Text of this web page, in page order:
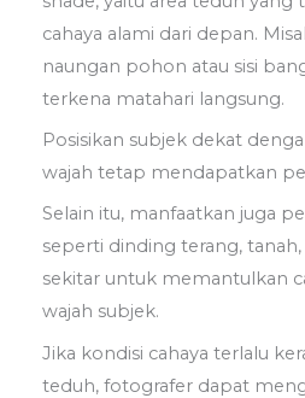
cahaya alami dari depan.
naungan pohon atau sisi
terkena matahari langsung.
Posisikan subjek dekat
wajah tetap mendapatkan
Selain itu, manfaatkan juga
seperti dinding terang,
sekitar untuk memantulkan
wajah subjek.
Jika kondisi cahaya terlalu
teduh, fotografer dapat